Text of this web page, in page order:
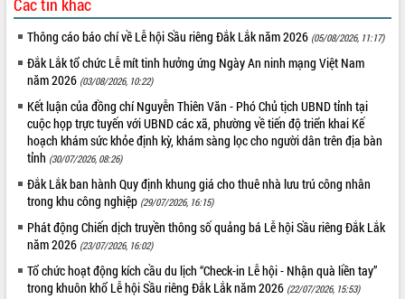
Các tin khác
Thông cáo báo chí về Lễ hội Sầu riêng Đắk Lắk năm 2026 (05/08/2026, 11:17)
Đắk Lắk tổ chức Lễ mít tinh hưởng ứng Ngày An ninh mạng Việt Nam
năm 2026 (03/08/2026, 10:22)
Kết luận của đồng chí Nguyễn Thiên Văn - Phó Chủ tịch UBND tỉnh tại
cuộc họp trực tuyến với UBND các xã, phường về tiến độ triển khai Kế
hoạch khám sức khỏe định kỳ, khám sàng lọc cho người dân trên địa bàn
tỉnh (30/07/2026, 08:26)
Đắk Lắk ban hành Quy định khung giá cho thuê nhà lưu trú công nhân
trong khu công nghiệp (29/07/2026, 16:15)
Phát động Chiến dịch truyền thông số quảng bá Lễ hội Sầu riêng Đắk Lắk
năm 2026 (23/07/2026, 16:02)
Tổ chức hoạt động kích cầu du lịch “Check-in Lễ hội - Nhận quà liền tay”
trong khuôn khổ Lễ hội Sầu riêng Đắk Lắk năm 2026 (22/07/2026, 15:53)